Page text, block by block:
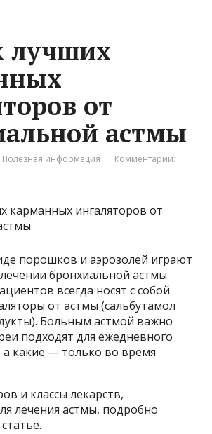
лучших
от
астмы
Полезная информация
Комментарии:
порошков и аэрозолей играют
бронхиальной астмы.
всегда носят с собой
от астмы (сальбутамол
Больным астмой важно
подходят для ежедневного
а какие — только во время
и классы лекарств,
лечения астмы, подробно